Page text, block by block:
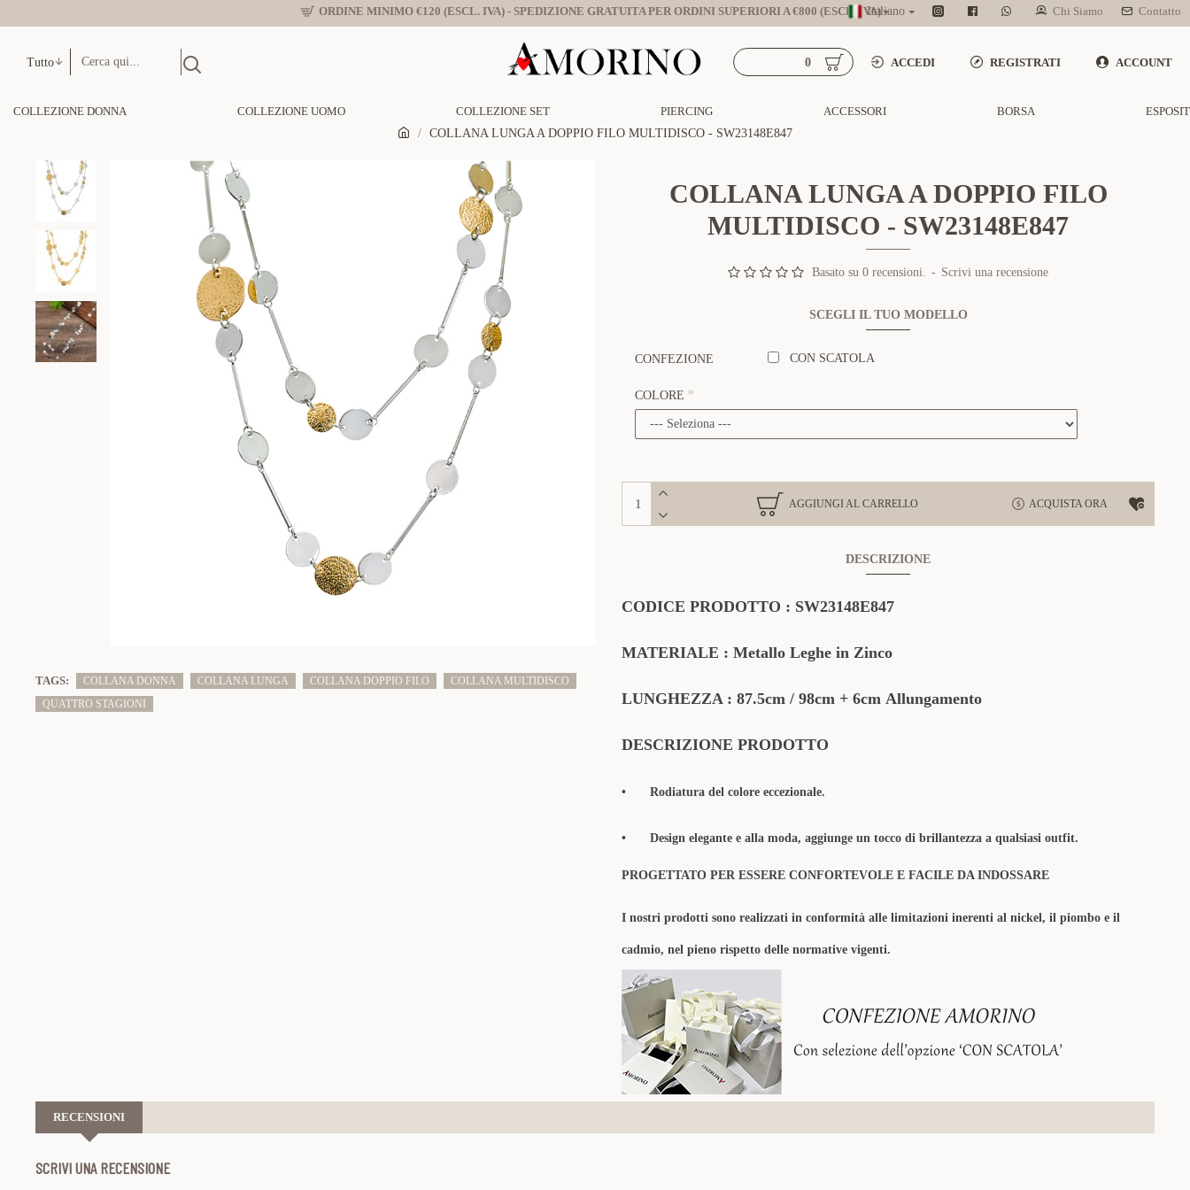
ORDINE MINIMO €120 (ESCL. IVA) - SPEDIZIONE GRATUITA PER ORDINI SUPERIORI A €800 (ESCL. IVA)Italiano Chi Siamo Contatto
Tutto ACCEDI REGISTRATI ACCOUNT
0
COLLEZIONE DONNA COLLEZIONE UOMO COLLEZIONE SET PIERCING ACCESSORI BORSA
COLLANA LUNGA A DOPPIO FILO MULTIDISCO - SW23148E847
TAGS: COLLANA DONNA COLLANA LUNGA COLLANA DOPPIO FILO
COLLANA MULTIDISCO
QUATTRO STAGIONI
COLLANA LUNGA A DOPPIO FILO
MULTIDISCO - SW23148E847
Basato su 0 recensioni. - Scrivi una recensione
SCEGLI IL TUO MODELLO
CONFEZIONE CON SCATOLA
COLORE
AGGIUNGI AL CARRELLO ACQUISTA ORA
DESCRIZIONE
CODICE PRODOTTO : SW23148E847
MATERIALE : Metallo Leghe in Zinco
LUNGHEZZA : 87.5cm / 98cm + 6cm Allungamento
DESCRIZIONE PRODOTTO
• Rodiatura del colore eccezionale.
• Design elegante e alla moda, aggiunge un tocco di brillantezza a qualsiasi outfit.
PROGETTATO PER ESSERE CONFORTEVOLE E FACILE DA INDOSSARE
I nostri prodotti sono realizzati in conformità alle limitazioni inerenti al nickel, il piombo e il
cadmio, nel pieno rispetto delle normative vigenti.
RECENSIONI
SCRIVI UNA RECENSIONE